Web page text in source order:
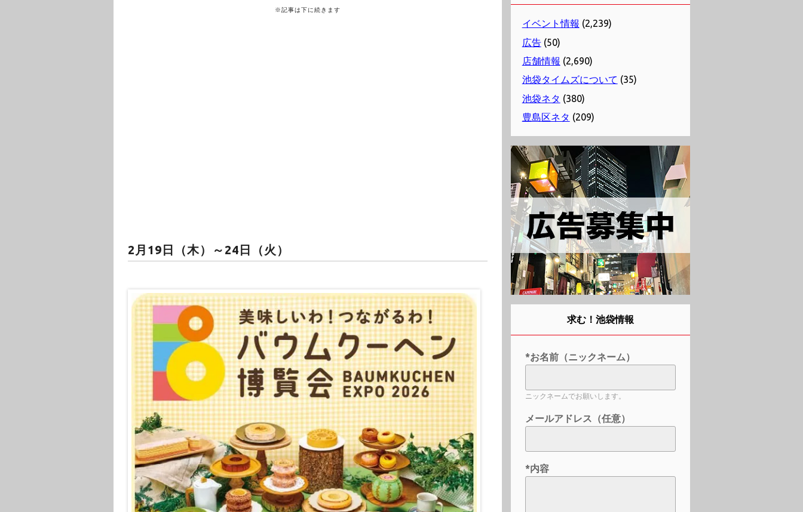
※記事は下に続きます
2月19日（木）～24日（火）
イベント情報 (2,239)
広告(50)
店舗情報 (2,690)
池袋タイムズについて (35)
池袋ネタ (380)
豊島区ネタ (209)
求む！池袋情報
*お名前（ニックネーム）
ニックネームでお願いします。
メールアドレス（任意）
*内容